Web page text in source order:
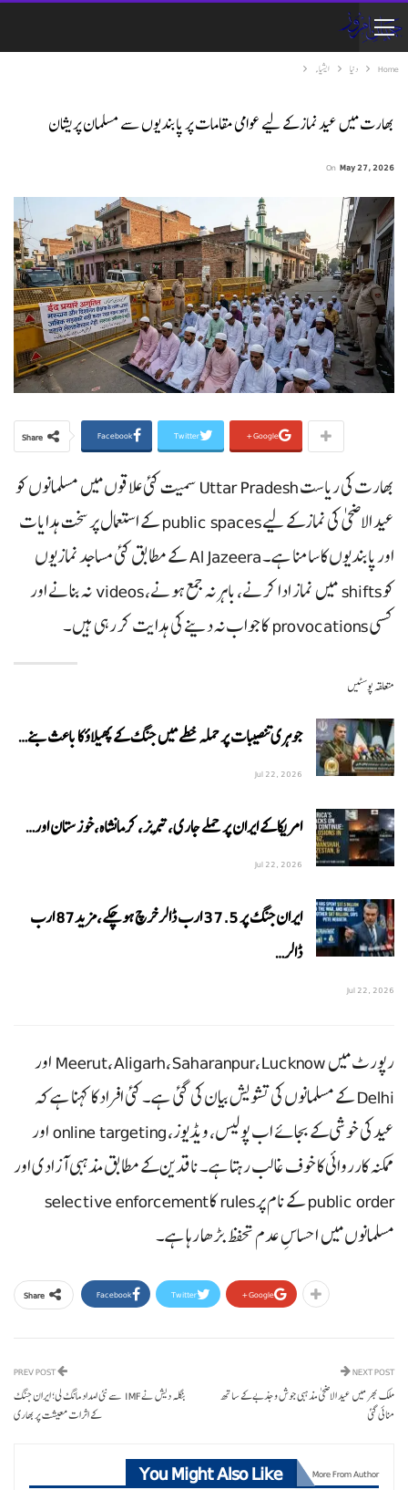
Home دنیا ایشیاء
بھارت میں عید نماز کے لیے عوامی مقامات پر پابندیوں سے مسلمان پریشان
On May 27, 2026
Share Facebook Twitter Google+
بھارت کی ریاست Uttar Pradesh سمیت کئی علاقوں میں مسلمانوں کو
عید الاضحیٰ کی نماز کے لیے public spaces کے استعمال پر سخت ہدایات
اور پابندیوں کا سامنا ہے۔ Al Jazeera کے مطابق کئی مساجد نمازیوں
کو shifts میں نماز ادا کرنے، باہر نہ جمع ہونے، videos نہ بنانے اور
کسی provocations کا جواب نہ دینے کی ہدایت کر رہی ہیں۔
متعلقہ پوسٹیں
جوہری تنصیبات پر حملہ خطے میں جنگ کے پھیلاؤ کا باعث بنے…
Jul 22, 2026
امریکا کے ایران پر حملے جاری،تبریز، کرمانشاہ،خوزستان اور…
Jul 22, 2026
ایران جنگ پر 37.5 ارب ڈالر خرچ ہوچکے،مزید87 ارب
ڈالر…
Jul 22, 2026
رپورٹ میں Meerut، Aligarh، Saharanpur، Lucknow اور
Delhi کے مسلمانوں کی تشویش بیان کی گئی ہے۔ کئی افراد کا کہنا ہے کہ
عید کی خوشی کے بجائے اب پولیس، ویڈیوز، online targeting اور
ممکنہ کارروائی کا خوف غالب رہتا ہے۔ ناقدین کے مطابق مذہبی آزادی اور
public order کے نام پر rules کا selective enforcement
مسلمانوں میں احساسِ عدم تحفظ بڑھا رہا ہے۔
Share Facebook Twitter Google+
بنگلہ دیش نے IMF سے نئی امداد مانگ لی؛ ایران جنگ
کے اثرات معیشت پر بھاری
NEXT POST
ملک بھر میں عید الاضحیٰ مذہبی جوش و جذبے کے ساتھ
منائی گئی
You Might Also Like More From Author